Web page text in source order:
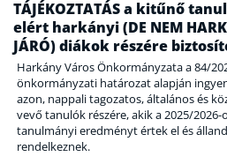
TÁJÉKOZTATÁS a kitűnő
elért harkányi (DE NEM
JÁRÓ) diákok részére
Harkány Város Önkormányzata a 84/
önkormányzati határozat alapján
azon, nappali tagozatos, általános és
vevő tanulók részére, akik a 2025/
tanulmányi eredményt értek el és
rendelkeznek.